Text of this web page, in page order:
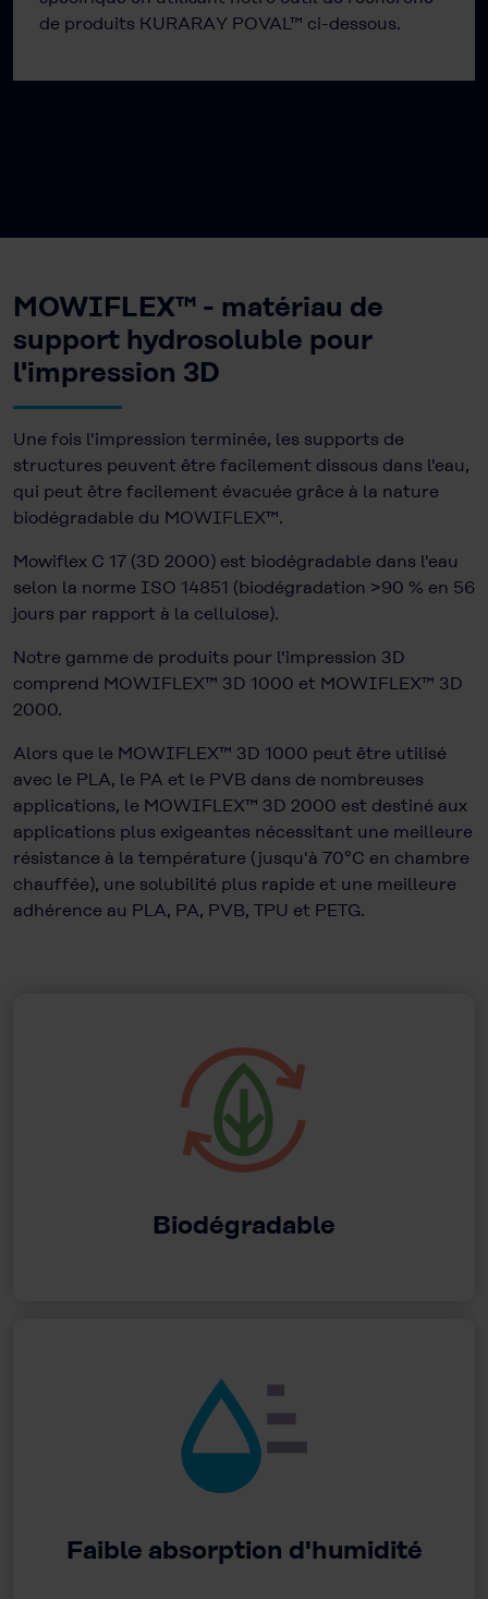
de produits KURARAY POVAL™ ci-dessous.
MOWIFLEX™ - matériau de
support hydrosoluble pour
l'impression 3D
Une fois l'impression terminée, les supports de
structures peuvent être facilement dissous dans l'eau,
qui peut être facilement évacuée grâce à la nature
biodégradable du MOWIFLEX™.
Mowiflex C 17 (3D 2000) est biodégradable dans l'eau
selon la norme ISO 14851 (biodégradation >90 % en 56
jours par rapport à la cellulose).
Notre gamme de produits pour l'impression 3D
comprend MOWIFLEX™ 3D 1000 et MOWIFLEX™ 3D
2000.
Alors que le MOWIFLEX™ 3D 1000 peut être utilisé
avec le PLA, le PA et le PVB dans de nombreuses
applications, le MOWIFLEX™ 3D 2000 est destiné aux
applications plus exigeantes nécessitant une meilleure
résistance à la température (jusqu'à 70°C en chambre
chauffée), une solubilité plus rapide et une meilleure
adhérence au PLA, PA, PVB, TPU et PETG.
Biodégradable
Faible absorption d'humidité